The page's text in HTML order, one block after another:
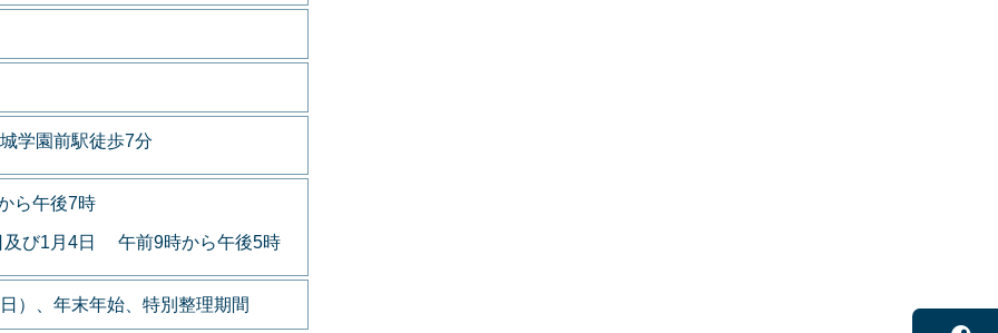
学園前駅徒歩7分
ら午後7時
及び1月4日 午前9時から午後5時
）、年末年始、特別整理期間